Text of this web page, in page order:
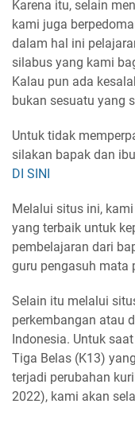
Karena itu, selain
kami juga
dalam hal ini
silabus yang kami
Kalau pun ada
bukan sesuatu yang
Untuk tidak
silakan bapak dan
DI SINI
Melalui situs ini,
yang terbaik untuk
pembelajaran dari
guru pengasuh mata
Selain itu melalui
perkembangan atau
Indonesia. Untuk
Tiga Belas (K13)
terjadi perubahan
2022), kami akan